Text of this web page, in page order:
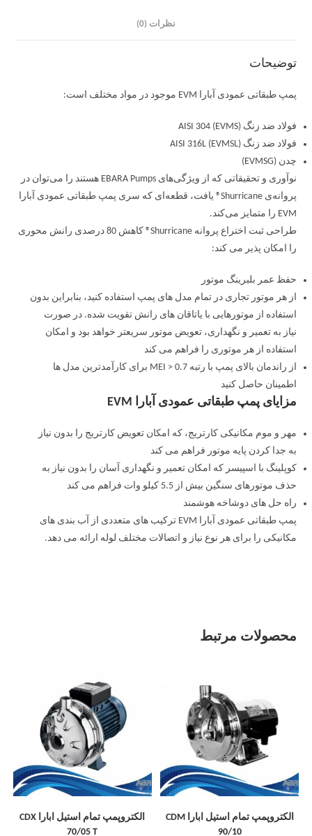
نظرات (0)
توضیحات
پمپ طبقاتی عمودی آبارا EVM موجود در مواد مختلف است:
فولاد ضد زنگ AISI 304 (EVMS)
فولاد ضد زنگ AISI 316L (EVMSL)
چدن (EVMSG)
نوآوری و تحقیقاتی که از ویژگی‌های EBARA Pumps هستند را می‌توان در
پروانه‌ی Shurricane® یافت، قطعه‌ای که سری پمپ طبقاتی عمودی آبارا
EVM را متمایز می‌کند.
طراحی ثبت اختراع پروانه Shurricane® کاهش 80 درصدی رانش محوری
را امکان پذیر می کند:
حفظ عمر بلبرینگ موتور
از هر موتور تجاری در تمام مدل های پمپ استفاده کنید، بنابراین بدون
استفاده از موتورهایی با یاتاقان های رانش تقویت شده. در صورت
نیاز به تعمیر و نگهداری، تعویض موتور سریعتر خواهد بود و امکان
استفاده از هر موتوری را فراهم می کند
از راندمان بالای پمپ با رتبه MEI > 0.7 برای کارآمدترین مدل ها
اطمینان حاصل کنید
مزایای پمپ طبقاتی عمودی آبارا EVM
مهر و موم مکانیکی کارتریج، که امکان تعویض کارتریج را بدون نیاز
به جدا کردن پایه موتور فراهم می کند
کوپلینگ با اسپیسر که امکان تعمیر و نگهداری آسان را بدون نیاز به
حذف موتورهای سنگین بیش از 5.5 کیلو وات فراهم می کند
راه حل های دوشاخه هوشمند
پمپ طبقاتی عمودی آبارا EVM ترکیب های متعددی از آب بندی های
مکانیکی را برای هر نوع نیاز و اتصالات مختلف لوله ارائه می دهد.
محصولات مرتبط
الکتروپمپ تمام استیل ابارا CDM
90/10
الکتروپمپ تمام استیل ابارا CDX
70/05 T